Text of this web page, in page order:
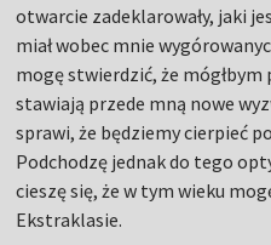
otwarcie zadeklarowały, jaki
miał wobec mnie
mogę stwierdzić, że
stawiają przede mną nowe
sprawi, że będziemy cierpieć
Podchodzę jednak do tego
cieszę się, że w tym wieku
Ekstraklasie.